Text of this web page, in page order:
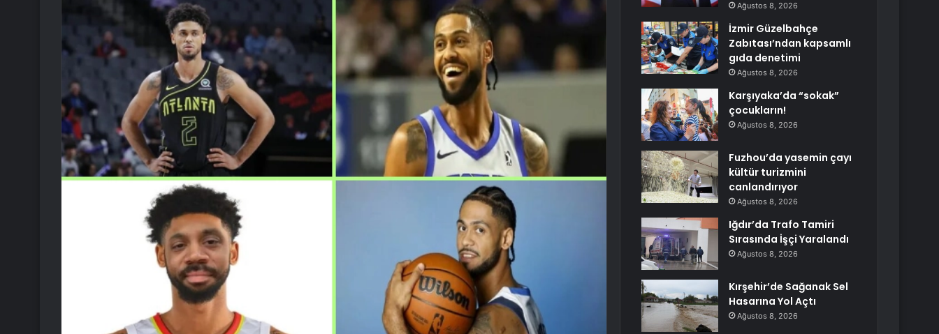
Ağustos 8, 2026
İzmir Güzelbahçe
Zabıtası’ndan kapsamlı
gıda denetimi
Ağustos 8, 2026
Karşıyaka’da “sokak”
çocukların!
Ağustos 8, 2026
Fuzhou’da yasemin çayı
kültür turizmini
canlandırıyor
Ağustos 8, 2026
Iğdır’da Trafo Tamiri
Sırasında İşçi Yaralandı
Ağustos 8, 2026
Kırşehir’de Sağanak Sel
Hasarına Yol Açtı
Ağustos 8, 2026